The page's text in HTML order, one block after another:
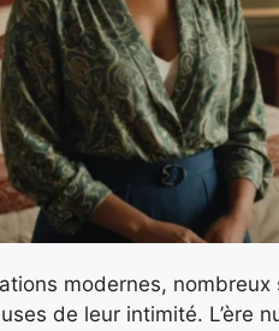
modernes,
de leur intimité. L’ère